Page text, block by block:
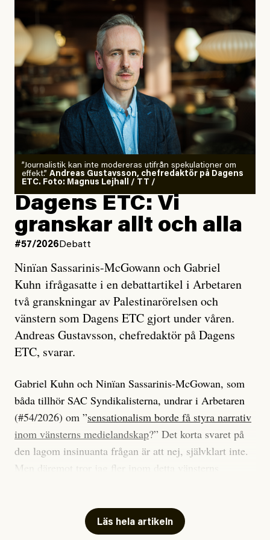
”Journalistik kan inte modereras utifrån spekulationer om
effekt.” Andreas Gustavsson, chefredaktör på Dagens
ETC. Foto: Magnus Lejhall / TT /
Dagens ETC: Vi
granskar allt och alla
#57/2026 Debatt
Ninïan Sassarinis-McGowann och Gabriel
Kuhn ifrågasatte i en debattartikel i Arbetaren
två granskningar av Palestinarörelsen och
vänstern som Dagens ETC gjort under våren.
Andreas Gustavsson, chefredaktör på Dagens
ETC, svarar.
Gabriel Kuhn och Ninïan Sassarinis-McGowan, som
båda tillhör SAC Syndikalisterna, undrar i Arbetaren
(#54/2026) om ”sensationalism borde få styra narrativ
inom vänsterns medielandskap?” Det korta svaret på
den lagom insinuanta frågan är att nej, självklart inte.
Men däremot tror jag fler inom detta vänsterns
journalistik som vänder sig till många snarare än att
jaga inbördes beundran. Det har i alla fall fungerat för
Läs hela artikeln